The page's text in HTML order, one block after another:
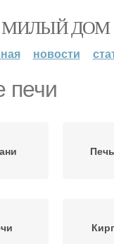
МИЛЫЙ ДОМ
новости
печи